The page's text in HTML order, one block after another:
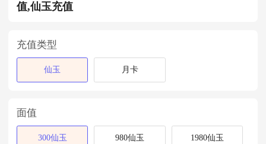
值,仙玉充值
充值类型
仙玉 月卡
面值
300仙玉
980仙玉
1980仙玉